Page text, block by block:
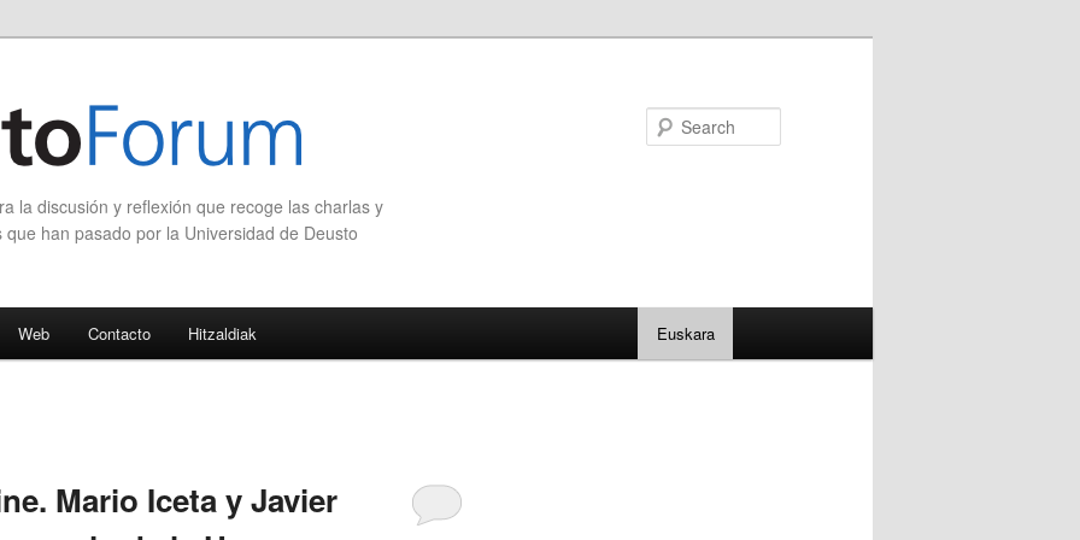
la discusión y reflexión que recoge las charlas y
han pasado por la Universidad de Deusto
Web Contacto Hitzaldiak Euskara
Mario Iceta y Javier